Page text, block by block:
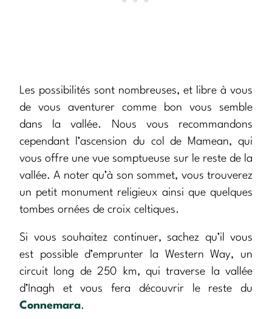
Les possibilités sont nombreuses, et libre à vous
de vous aventurer comme bon vous semble
dans la vallée. Nous vous recommandons
cependant l’ascension du col de Mamean, qui
vous offre une vue somptueuse sur le reste de la
vallée. A noter qu’à son sommet, vous trouverez
un petit monument religieux ainsi que quelques
tombes ornées de croix celtiques.
Si vous souhaitez continuer, sachez qu’il vous
est possible d’emprunter la Western Way, un
circuit long de 250 km, qui traverse la vallée
d’Inagh et vous fera découvrir le reste du
Connemara.